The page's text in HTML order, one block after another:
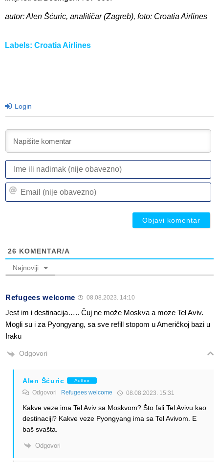
autor: Alen Šćuric, analitičar (Zagreb), foto: Croatia Airlines
Labels: Croatia Airlines
Login
26 KOMENTAR/A
Najnoviji
Refugees welcome 08.08.2023. 14:10
Jest im i destinacija….. Čuj ne može Moskva a moze Tel Aviv.
Mogli su i za Pyongyang, sa sve refill stopom u Američkoj bazi u
Iraku
Odgovori
Alen Šćuric Author
Odgovori Refugees welcome 08.08.2023. 15:31
Kakve veze ima Tel Aviv sa Moskvom? Što fali Tel Avivu kao
destinaciji? Kakve veze Pyongyang ima sa Tel Avivom. E
baš svašta.
Odgovori